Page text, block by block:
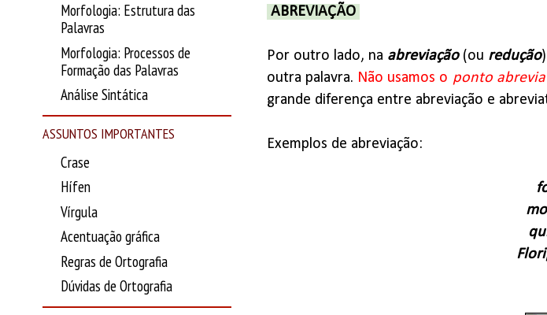
ABREVIAÇÃO
Por outro lado, na abreviação(ou redução
outra palavra. Não usamos o ponto
grande diferença entre abreviação e
Exemplos de abreviação:
Morfologia: Estrutura das
Palavras
Morfologia: Processos de
Formação das Palavras
Análise Sintática
ASSUNTOS IMPORTANTES
Crase
Hífen
Vírgula
Acentuação gráfica
Regras de Ortografia
Dúvidas de Ortografia